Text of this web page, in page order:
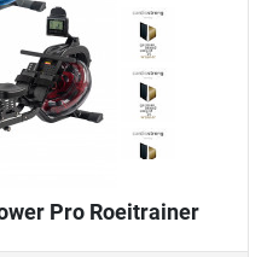
veel spieren aan,
de lichaamshouding en
een duurzame versterking
hart- en bloedvatenstelsel.
een hoogwaardige
onze roeitrainershop haal je
Pro Roeitrainer